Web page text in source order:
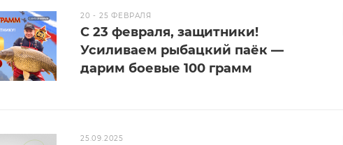
20 - 25 ФЕВРАЛЯ
С 23 февраля, защитники!
Усиливаем рыбацкий паёк —
дарим боевые 100 грамм
25.09.2025